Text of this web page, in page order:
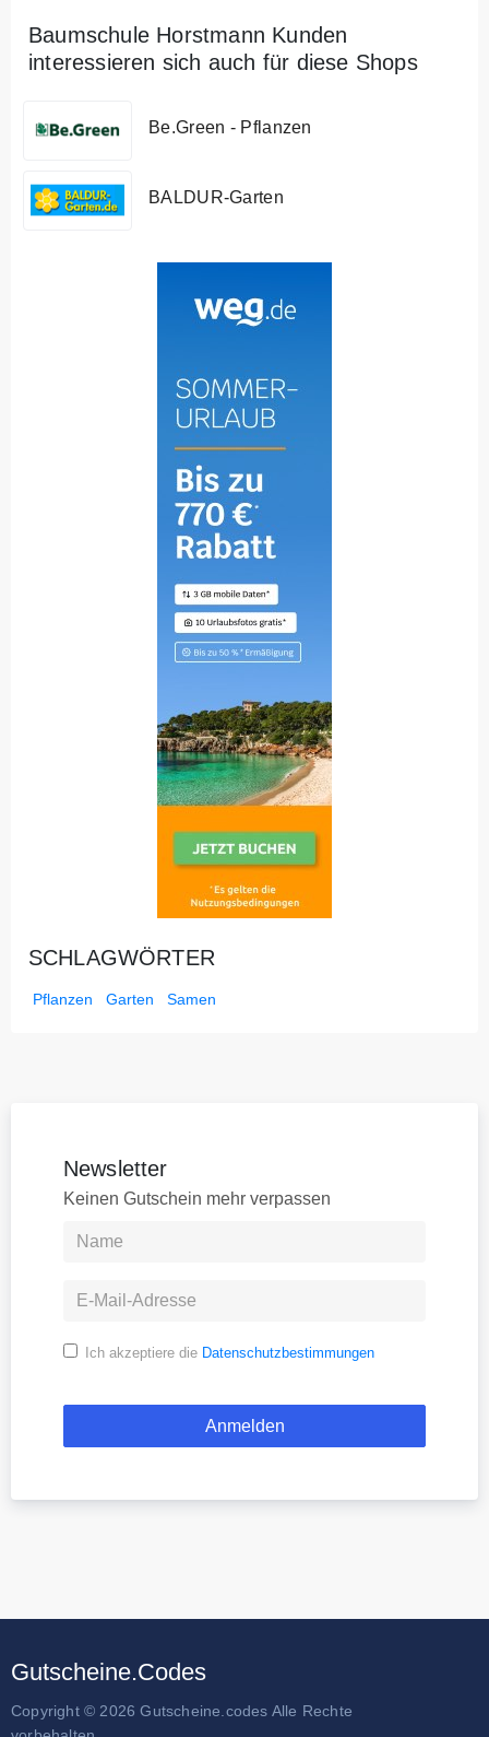
Baumschule Horstmann Kunden
interessieren sich auch für diese Shops
Be.Green - Pflanzen
BALDUR-Garten
SCHLAGWÖRTER
Pflanzen Garten Samen
Newsletter
Keinen Gutschein mehr verpassen
Ich akzeptiere die Datenschutzbestimmungen
Gutscheine.Codes
Copyright © 2026 Gutscheine.codes Alle Rechte